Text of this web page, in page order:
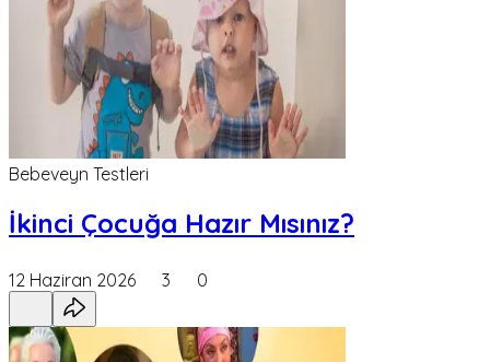
Bebeveyn Testleri
İkinci Çocuğa Hazır Mısınız?
12 Haziran 2026 3 0